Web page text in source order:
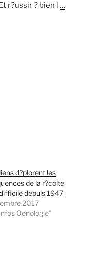
r?ussir ? bien l …
d?plorent les
de la r?colte
depuis 1947
2017
Oenologie"